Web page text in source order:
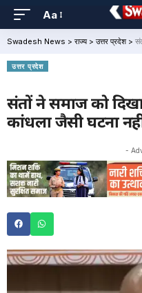
Aa
Swadesh News > राज्य> उत्तर प्रदेश>
उत्तर प्रदेश
संतों ने समाज को
कांधला जैसी घटना
-